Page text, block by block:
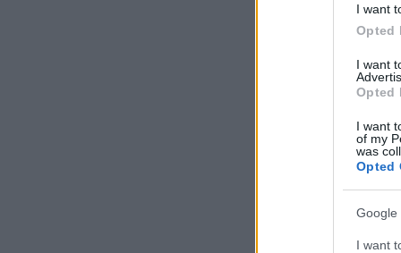
I want
Opted
I want
Opted
I want
of my
was
Opted
Google
I want